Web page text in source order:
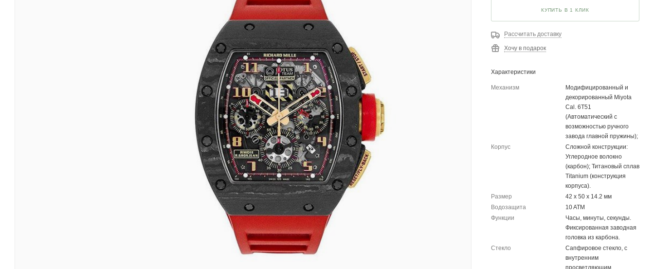
КУПИТЬ В 1 КЛИК
Рассчитать доставку
Хочу в подарок
Характеристики
Механизм
Модифицированный и
декорированный Miyota
Cal. 6T51
(Автоматический с
возможностью ручного
завода главной пружины);
Корпус
Сложной конструкции:
Углеродное волокно
(карбон); Титановый сплав
Titanium (конструкция
корпуса).
Размер
42 х 50 х 14.2 мм
Водозащита
10 ATM
Функции
Часы, минуты, секунды.
Фиксированная заводная
головка из карбона.
Стекло
Сапфировое стекло, с
внутренним
просветляющим